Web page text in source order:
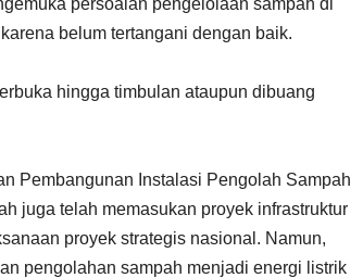
belum tertangani dengan baik.
hingga timbulan ataupun dibuang
Pembangunan Instalasi Pengolah Sampah
juga telah memasukan proyek infrastruktur
proyek strategis nasional. Namun,
pengolahan sampah menjadi energi listrik